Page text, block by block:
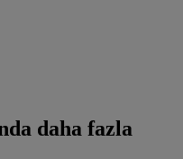
daha fazla